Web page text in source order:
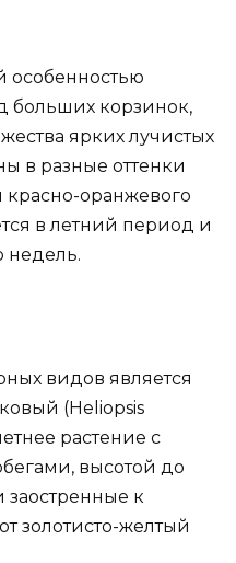
особенностью
больших корзинок,
ярких лучистых
в разные оттенки
красно-оранжевого
в летний период и
недель.
видов является
(Heliopsis
растение с
высотой до
заостренные к
золотисто-желтый